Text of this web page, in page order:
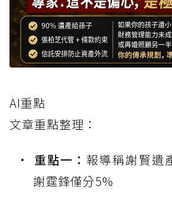
AI重點
文章重點整理：
重點一： 報導稱謝賢遺
謝霆鋒僅分5%